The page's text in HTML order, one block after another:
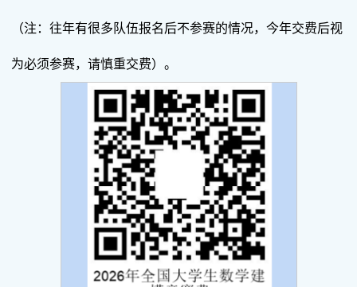
（注：往年有很多队伍报名后不参赛的情况，今年交费后视
为必须参赛，请慎重交费）。